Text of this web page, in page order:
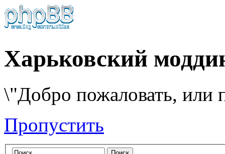
Харьковский
\"Добро пожаловать, или
Пропустить